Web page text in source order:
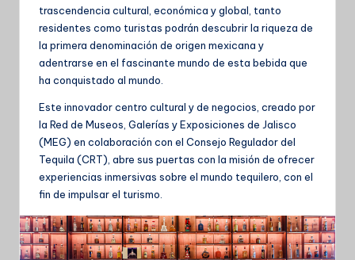
trascendencia cultural, económica y global, tanto
residentes como turistas podrán descubrir la riqueza de
la primera denominación de origen mexicana y
adentrarse en el fascinante mundo de esta bebida que
ha conquistado al mundo.
Este innovador centro cultural y de negocios, creado por
la Red de Museos, Galerías y Exposiciones de Jalisco
(MEG) en colaboración con el Consejo Regulador del
Tequila (CRT), abre sus puertas con la misión de ofrecer
experiencias inmersivas sobre el mundo tequilero, con el
fin de impulsar el turismo.